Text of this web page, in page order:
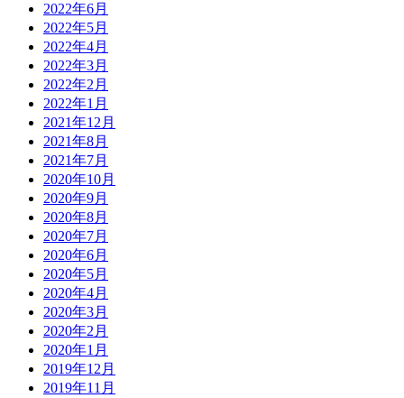
2022年6月
2022年5月
2022年4月
2022年3月
2022年2月
2022年1月
2021年12月
2021年8月
2021年7月
2020年10月
2020年9月
2020年8月
2020年7月
2020年6月
2020年5月
2020年4月
2020年3月
2020年2月
2020年1月
2019年12月
2019年11月